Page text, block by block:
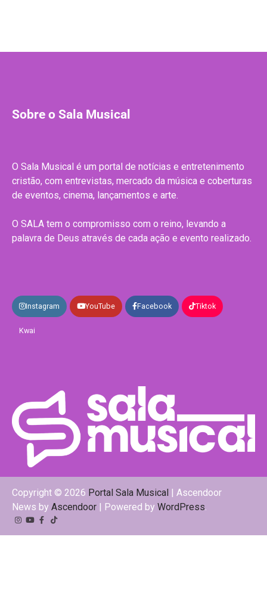
Sobre o Sala Musical
O Sala Musical é um portal de notícias e entretenimento
cristão, com entrevistas, mercado da música e coberturas
de eventos, cinema, lançamentos e arte.
O SALA tem o compromisso com o reino, levando a
palavra de Deus através de cada ação e evento realizado.
Instagram YouTube Facebook Tiktok
Kwai
Copyright © 2026 Portal Sala Musical | Ascendoor
News by Ascendoor | Powered by WordPress.
Instagram
YouTube
Facebook
Tiktok